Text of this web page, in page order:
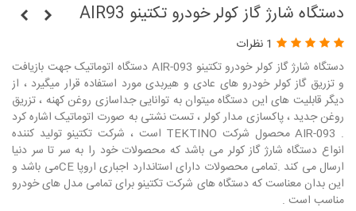
دستگاه شارژ گاز کولر خودرو تکتینو AIR93
1 نظرات
دستگاه شارژ گاز کولر خودرو تکتینو AIR-093 دستگاه اتوماتیک جهت بازیافت
و تزریق گاز کولر خودرو های عادی و هیربدی مورد استفاده قرار میگیرد ، از
دیگر قابلیت های این دستگاه میتوان به توانایی جداسازی روغن کهنه ، تزریق
روغن جدید ، پاکسازی مدار کولر ، تست نشتی به صورت اتوماتیک اشاره کرد
. AIR-093 محصول شرکت TEKTINO است ، شرکت تکتینو تولید کننده
انواع دستگاه شارژ گاز کولر می باشد که محصولات خود را به سر تا سر دنیا
ارسال می کند .تمامی محصولات دارای استاندارد اجباری اروپا CEمی باشد و
این بدان معناست که دستگاه های شرکت تکتینو برای تمامی مدل های خودرو
مناسب است .